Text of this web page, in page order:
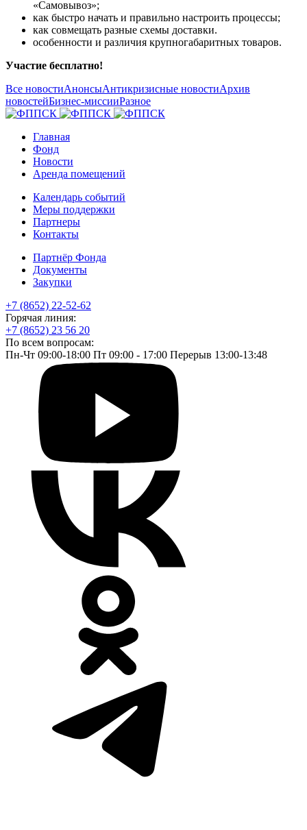
«Самовывоз»;
как быстро начать и правильно настроить процессы;
как совмещать разные схемы доставки.
особенности и различия крупногабаритных товаров.
Участие бесплатно!
Все новостиАнонсыАнтикризисные новостиАрхив
новостейБизнес-миссииРазное
Главная
Фонд
Новости
Аренда помещений
Календарь событий
Меры поддержки
Партнеры
Контакты
Партнёр Фонда
Документы
Закупки
+7 (8652) 22-52-62
Горячая линия:
+7 (8652) 23 56 20
По всем вопросам:
Пн-Чт 09:00-18:00 Пт 09:00 - 17:00 Перерыв 13:00-13:48